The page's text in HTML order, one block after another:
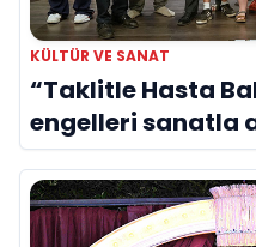
KÜLTÜR VE SANAT
“Taklitle Hasta
engelleri sanatla